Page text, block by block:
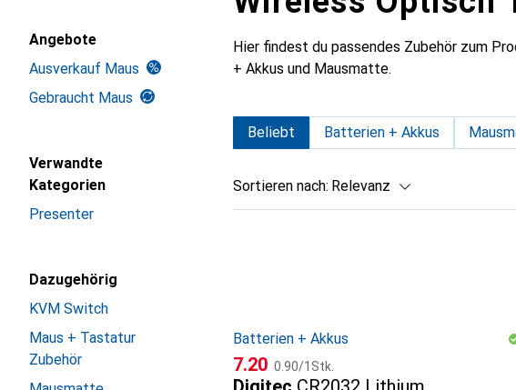
Angebote
Ausverkauf Maus
Gebraucht Maus
Verwandte
Kategorien
Presenter
Dazugehörig
KVM Switch
Maus + Tastatur
Zubehör
Hier findest du passendes Zubehör zum
+ Akkus und Mausmatte.
Beliebt Batterien + Akkus
Sortieren nach: Relevanz
Batterien + Akkus
CHF
7.20 CHF
0.90/1Stk.